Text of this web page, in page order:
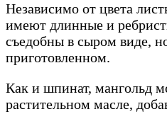
Независимо от цвета
имеют длинные и
съедобны в сыром виде,
приготовленном.
Как и шпинат, мангольд
растительном масле,